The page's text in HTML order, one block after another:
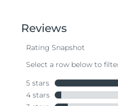
stars,
average
value.
Same
page
link.